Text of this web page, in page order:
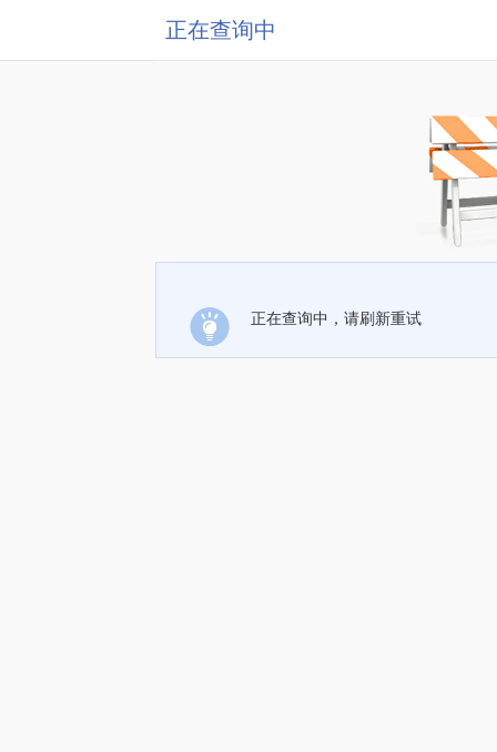
正在查询中
正在查询中，请刷新重试